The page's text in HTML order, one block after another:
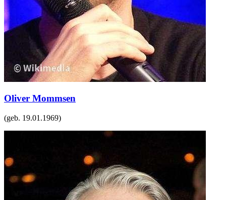
Oliver Mommsen
(geb. 19.01.1969)